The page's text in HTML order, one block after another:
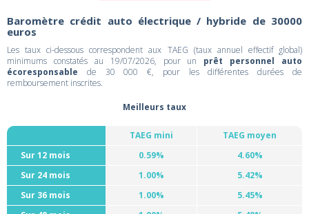
Baromètre crédit auto électrique / hybride de 30000
euros
Les taux ci-dessous correspondent aux TAEG (taux annuel effectif global)
minimums constatés au 19/07/2026, pour un prêt personnel auto
écoresponsable de 30 000 €, pour les différentes durées de
remboursement inscrites.
Meilleurs taux
TAEG mini
TAEG moyen
Sur 12 mois
0.59%
4.60%
Sur 24 mois
1.00%
5.42%
Sur 36 mois
1.00%
5.45%